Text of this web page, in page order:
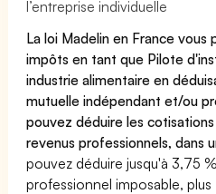
l’entreprise individuelle
La loi Madelin en France
impôts en tant que Pilote
industrie alimentaire en
mutuelle indépendant et/ou
pouvez déduire les
revenus professionnels, dans
pouvez déduire jusqu'à 3,75
professionnel imposable,